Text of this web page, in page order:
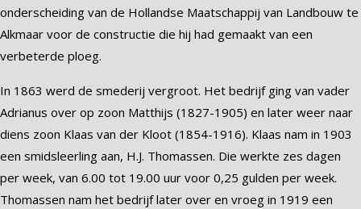
onderscheiding van de Hollandse Maatschappij van Landbouw te
Alkmaar voor de constructie die hij had gemaakt van een
verbeterde ploeg.
In 1863 werd de smederij vergroot. Het bedrijf ging van vader
Adrianus over op zoon Matthijs (1827-1905) en later weer naar
diens zoon Klaas van der Kloot (1854-1916). Klaas nam in 1903
een smidsleerling aan, H.J. Thomassen. Die werkte zes dagen
per week, van 6.00 tot 19.00 uur voor 0,25 gulden per week.
Thomassen nam het bedrijf later over en vroeg in 1919 een